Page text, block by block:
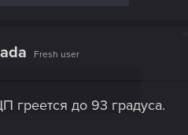
Fresh user
греется до 93 градуса.